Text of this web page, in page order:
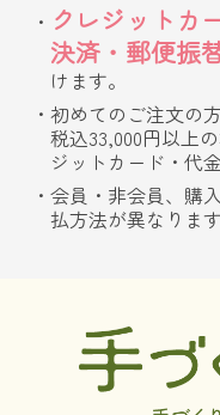
クレジットカ
決済・郵便振
けます。
初めてのご注文の
税込33,000円以上
ジットカード・代
会員・非会員、購
払方法が異なります